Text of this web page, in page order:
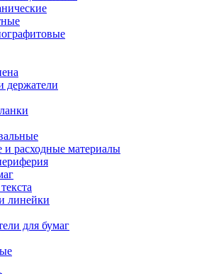
держатели
расходные материалы
линейки
для бумаг